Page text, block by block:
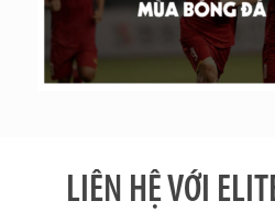
LIÊN HỆ VỚI